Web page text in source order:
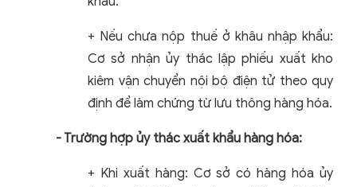
+ Nếu chưa nộp thuế ở khâu nhập khẩu:
Cơ sở nhận ủy thác lập phiếu xuất kho
kiêm vận chuyển nội bộ điện tử theo quy
định để làm chứng từ lưu thông hàng hóa.
- Trường hợp ủy thác xuất khẩu hàng hóa:
+ Khi xuất hàng: Cơ sở có hàng hóa ủy